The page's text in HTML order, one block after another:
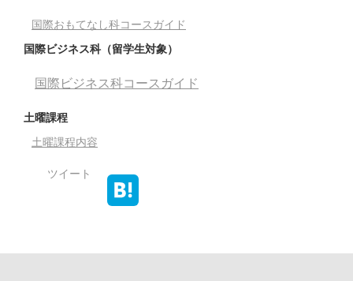
国際おもてなし科コースガイド
国際ビジネス科（留学生対象）
国際ビジネス科コースガイド
土曜課程
土曜課程内容
ツイート